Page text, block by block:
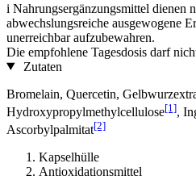
i Nahrungsergänzungsmittel dienen
abwechslungsreiche ausgewogene
unerreichbar aufzubewahren.
Die empfohlene Tagesdosis darf
Zutaten
Bromelain, Quercetin,
Hydroxypropylmethylcellulose[1],
Ascorbylpalmitat[2]
Kapselhülle
Antioxidationsmittel